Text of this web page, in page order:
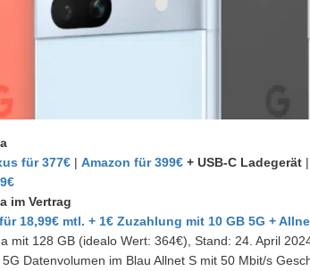
für 377€ | Amazon für 399€ + USB-C Ladegerät |
im Vertrag
18,99€ mtl. + 1€ Zuzahlung mit 10 GB 5G +
mit 128 GB (idealo Wert: 364€), Stand: 24. April
Datenvolumen im Blau Allnet S mit 50 Mbit/s